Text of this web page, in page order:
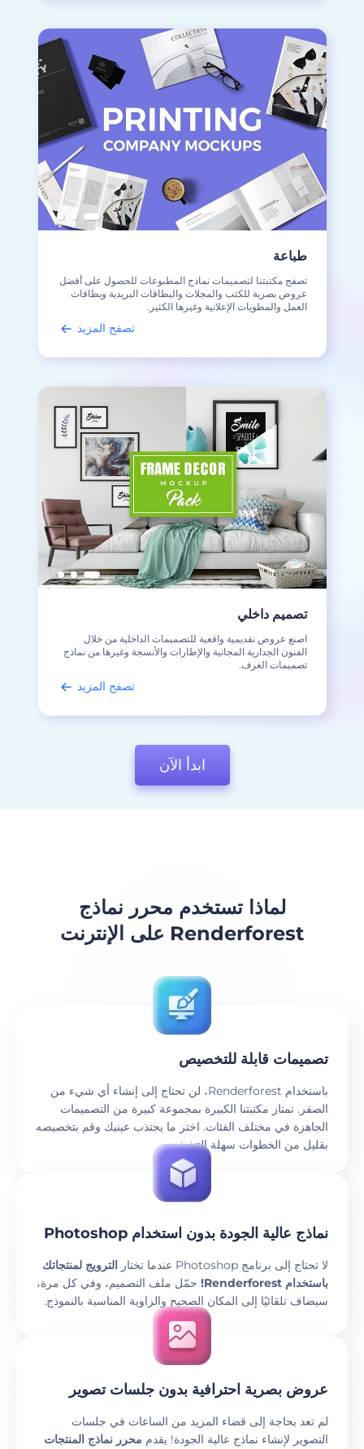
طباعة
تصفح مكتبتنا لتصميمات نماذج المطبوعات للحصول على أفضل
عروض بصرية للكتب والمجلات والبطاقات البريدية وبطاقات
العمل والمطويات الإعلانية وغيرها الكثير.
تصفح المزيد
تصميم داخلي
اصنع عروض تقديمية واقعية للتصميمات الداخلية من خلال
الفنون الجدارية المجانية والإطارات والأنسجة وغيرها من نماذج
تصميمات الغرف.
تصفح المزيد
ابدأ الآن
لماذا تستخدم محرر نماذج
Renderforest على الإنترنت
تصميمات قابلة للتخصيص
باستخدام Renderforest، لن تحتاج إلى إنشاء أي شيء من
الصفر. تمتاز مكتبتنا الكبيرة بمجموعة كبيرة من التصميمات
الجاهزة في مختلف الفئات. اختر ما يجتذب عينيك وقم بتخصيصه
بقليل من الخطوات سهلة التنفيذ.
نماذج عالية الجودة بدون استخدام Photoshop
لا تحتاج إلى برنامج Photoshop عندما تختار
الترويج لمنتجاتك
باستخدام Renderforest!
حمّل ملف التصميم، وفي كل مرة،
سيضاف تلقائيًا إلى المكان الصحيح والزاوية المناسبة بالنموذج.
عروض بصرية احترافية بدون جلسات تصوير
لم تعد بحاجة إلى قضاء المزيد من الساعات في جلسات
التصوير لإنشاء نماذج عالية الجودة! يقدم محرر نماذج المنتجات